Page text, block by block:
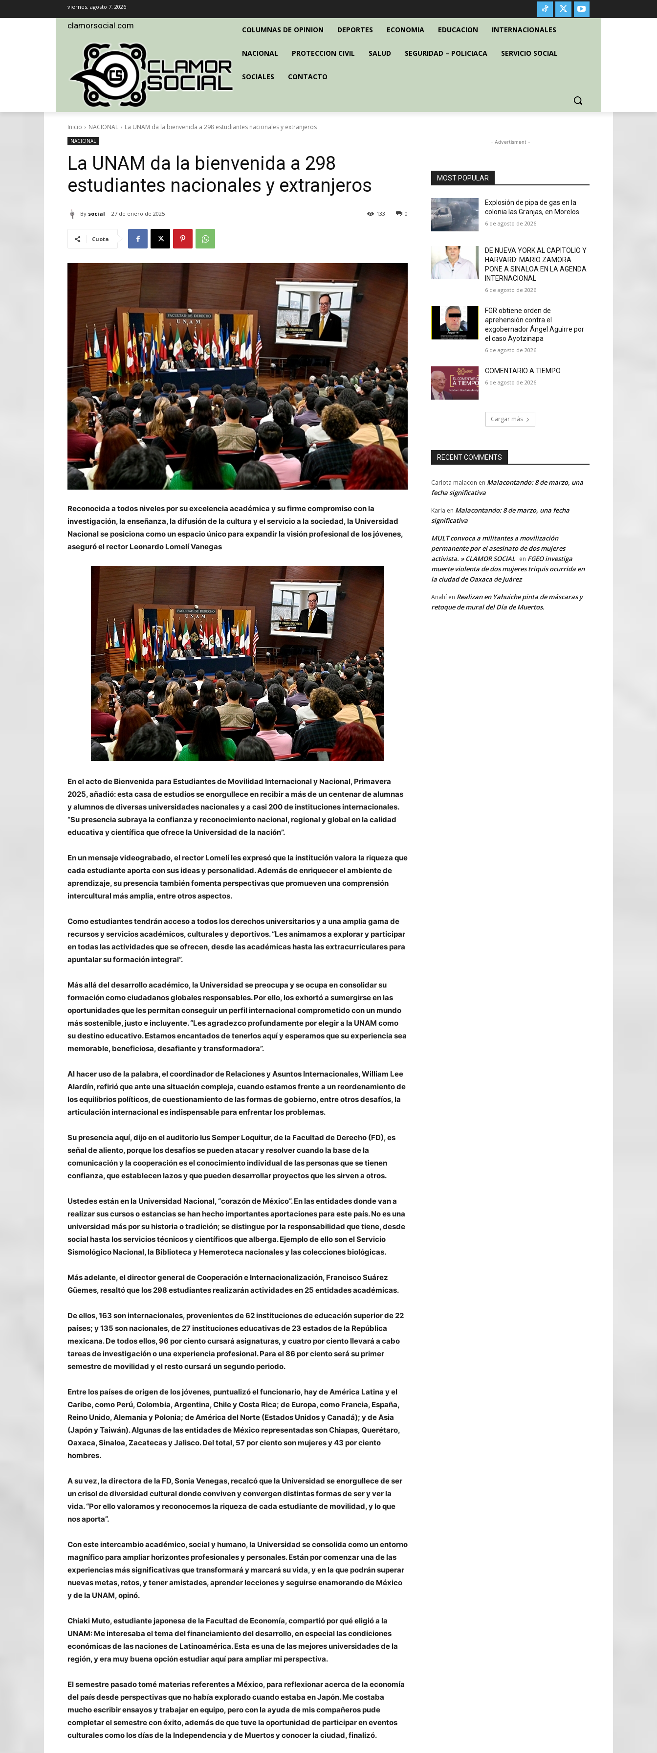
viernes, agosto 7, 2026
clamorsocial.com COLUMNAS DE OPINION DEPORTES ECONOMIA EDUCACION INTERNACIONALES
NACIONAL PROTECCION CIVIL SALUD SEGURIDAD – POLICIACA SERVICIO SOCIAL
SOCIALES CONTACTO
Inicio NACIONAL La UNAM da la bienvenida a 298 estudiantes nacionales y extranjeros
NACIONAL
La UNAM da la bienvenida a 298
estudiantes nacionales y extranjeros
By social 27 de enero de 2025 0
133
Cuota
Reconocida a todos niveles por su excelencia académica y su firme compromiso con la
investigación, la enseñanza, la difusión de la cultura y el servicio a la sociedad, la Universidad
Nacional se posiciona como un espacio único para expandir la visión profesional de los jóvenes,
aseguró el rector Leonardo Lomelí Vanegas
En el acto de Bienvenida para Estudiantes de Movilidad Internacional y Nacional, Primavera
2025, añadió: esta casa de estudios se enorgullece en recibir a más de un centenar de alumnas
y alumnos de diversas universidades nacionales y a casi 200 de instituciones internacionales.
“Su presencia subraya la confianza y reconocimiento nacional, regional y global en la calidad
educativa y científica que ofrece la Universidad de la nación”.
En un mensaje videograbado, el rector Lomelí les expresó que la institución valora la riqueza que
cada estudiante aporta con sus ideas y personalidad. Además de enriquecer el ambiente de
aprendizaje, su presencia también fomenta perspectivas que promueven una comprensión
intercultural más amplia, entre otros aspectos.
Como estudiantes tendrán acceso a todos los derechos universitarios y a una amplia gama de
recursos y servicios académicos, culturales y deportivos. “Les animamos a explorar y participar
en todas las actividades que se ofrecen, desde las académicas hasta las extracurriculares para
apuntalar su formación integral”.
Más allá del desarrollo académico, la Universidad se preocupa y se ocupa en consolidar su
formación como ciudadanos globales responsables. Por ello, los exhortó a sumergirse en las
oportunidades que les permitan conseguir un perfil internacional comprometido con un mundo
más sostenible, justo e incluyente. “Les agradezco profundamente por elegir a la UNAM como
su destino educativo. Estamos encantados de tenerlos aquí y esperamos que su experiencia sea
memorable, beneficiosa, desafiante y transformadora”.
Al hacer uso de la palabra, el coordinador de Relaciones y Asuntos Internacionales, William Lee
Alardín, refirió que ante una situación compleja, cuando estamos frente a un reordenamiento de
los equilibrios políticos, de cuestionamiento de las formas de gobierno, entre otros desafíos, la
articulación internacional es indispensable para enfrentar los problemas.
Su presencia aquí, dijo en el auditorio Ius Semper Loquitur, de la Facultad de Derecho (FD), es
señal de aliento, porque los desafíos se pueden atacar y resolver cuando la base de la
comunicación y la cooperación es el conocimiento individual de las personas que se tienen
confianza, que establecen lazos y que pueden desarrollar proyectos que les sirven a otros.
Ustedes están en la Universidad Nacional, “corazón de México”. En las entidades donde van a
realizar sus cursos o estancias se han hecho importantes aportaciones para este país. No es una
universidad más por su historia o tradición; se distingue por la responsabilidad que tiene, desde
social hasta los servicios técnicos y científicos que alberga. Ejemplo de ello son el Servicio
Sismológico Nacional, la Biblioteca y Hemeroteca nacionales y las colecciones biológicas.
Más adelante, el director general de Cooperación e Internacionalización, Francisco Suárez
Güemes, resaltó que los 298 estudiantes realizarán actividades en 25 entidades académicas.
De ellos, 163 son internacionales, provenientes de 62 instituciones de educación superior de 22
países; y 135 son nacionales, de 27 instituciones educativas de 23 estados de la República
mexicana. De todos ellos, 96 por ciento cursará asignaturas, y cuatro por ciento llevará a cabo
tareas de investigación o una experiencia profesional. Para el 86 por ciento será su primer
semestre de movilidad y el resto cursará un segundo periodo.
Entre los países de origen de los jóvenes, puntualizó el funcionario, hay de América Latina y el
Caribe, como Perú, Colombia, Argentina, Chile y Costa Rica; de Europa, como Francia, España,
Reino Unido, Alemania y Polonia; de América del Norte (Estados Unidos y Canadá); y de Asia
(Japón y Taiwán). Algunas de las entidades de México representadas son Chiapas, Querétaro,
Oaxaca, Sinaloa, Zacatecas y Jalisco. Del total, 57 por ciento son mujeres y 43 por ciento
hombres.
A su vez, la directora de la FD, Sonia Venegas, recalcó que la Universidad se enorgullece de ser
un crisol de diversidad cultural donde conviven y convergen distintas formas de ser y ver la
vida. “Por ello valoramos y reconocemos la riqueza de cada estudiante de movilidad, y lo que
nos aporta”.
Con este intercambio académico, social y humano, la Universidad se consolida como un entorno
magnífico para ampliar horizontes profesionales y personales. Están por comenzar una de las
experiencias más significativas que transformará y marcará su vida, y en la que podrán superar
nuevas metas, retos, y tener amistades, aprender lecciones y seguirse enamorando de México
y de la UNAM, opinó.
Chiaki Muto, estudiante japonesa de la Facultad de Economía, compartió por qué eligió a la
UNAM: Me interesaba el tema del financiamiento del desarrollo, en especial las condiciones
económicas de las naciones de Latinoamérica. Esta es una de las mejores universidades de la
región, y era muy buena opción estudiar aquí para ampliar mi perspectiva.
El semestre pasado tomé materias referentes a México, para reflexionar acerca de la economía
del país desde perspectivas que no había explorado cuando estaba en Japón. Me costaba
mucho escribir ensayos y trabajar en equipo, pero con la ayuda de mis compañeros pude
completar el semestre con éxito, además de que tuve la oportunidad de participar en eventos
culturales como los días de la Independencia y de Muertos y conocer la ciudad, finalizó.
- Advertisment -
MOST POPULAR
Explosión de pipa de gas en la
colonia las Granjas, en Morelos
6 de agosto de 2026
DE NUEVA YORK AL CAPITOLIO Y
HARVARD: MARIO ZAMORA
PONE A SINALOA EN LA AGENDA
INTERNACIONAL
6 de agosto de 2026
FGR obtiene orden de
aprehensión contra el
exgobernador Ángel Aguirre por
el caso Ayotzinapa
6 de agosto de 2026
COMENTARIO A TIEMPO
6 de agosto de 2026
Cargar más
RECENT COMMENTS
Carlota malacon en Malacontando: 8 de marzo, una
fecha significativa
Karla en Malacontando: 8 de marzo, una fecha
significativa
MULT convoca a militantes a movilización
permanente por el asesinato de dos mujeres
activista. » CLAMOR SOCIAL en FGEO investiga
muerte violenta de dos mujeres triquis ocurrida en
la ciudad de Oaxaca de Juárez
Anahí en Realizan en Yahuiche pinta de máscaras y
retoque de mural del Día de Muertos.